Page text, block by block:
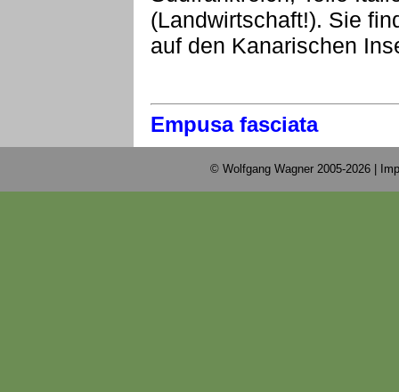
(Landwirtschaft!). Sie
auf den Kanarischen
Empusa fasciata
© Wolfgang Wagner 2005-2026 |